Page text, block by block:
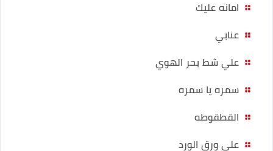
امانه عليك
عنابي
علي شط بحر الهوي
سمره يا سمره
القطقوطه
علي ورق الورد